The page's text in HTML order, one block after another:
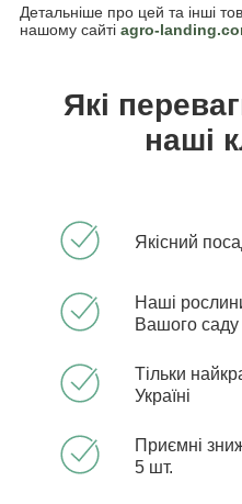
Детальніше про цей та інші
нашому сайті agro-
Які
наші
Якісний
Наші
Вашого саду
Тільки
Україні
Приємні
5 шт.